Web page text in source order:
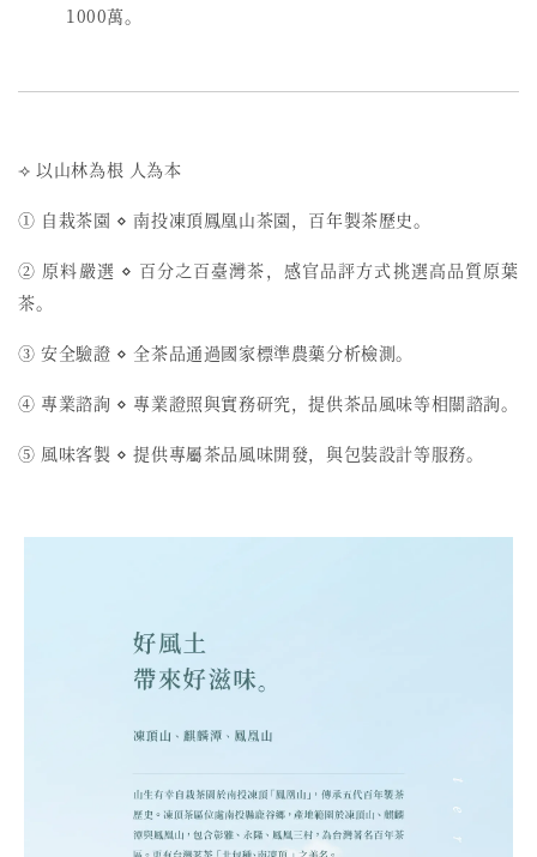
1000萬。
⟢ 以山林為根 人為本
① 自栽茶園 ⋄ 南投凍頂鳳凰山茶園，百年製茶歷史。
② 原料嚴選 ⋄ 百分之百臺灣茶，感官品評方式挑選高品質原葉
茶。
③ 安全驗證 ⋄ 全茶品通過國家標準農藥分析檢測。
④ 專業諮詢 ⋄ 專業證照與實務研究，提供茶品風味等相關諮詢。
⑤ 風味客製 ⋄ 提供專屬茶品風味開發，與包裝設計等服務。